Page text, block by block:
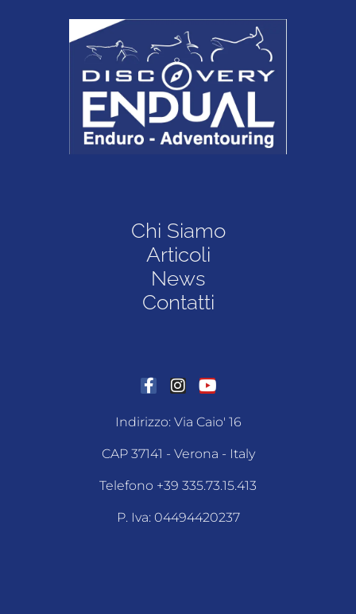
Chi Siamo
Articoli
News
Contatti
Indirizzo: Via Caio' 16
CAP 37141 - Verona - Italy
Telefono +39 335.73.15.413
P. Iva: 04494420237